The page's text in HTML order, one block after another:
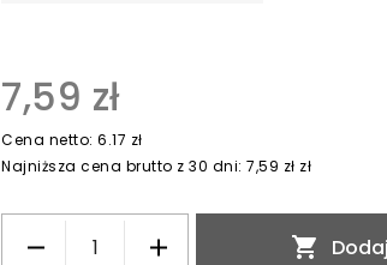
7,59 zł
Cena netto: 6.17 zł
Najniższa cena brutto z 30 dni: 7,59 zł zł
